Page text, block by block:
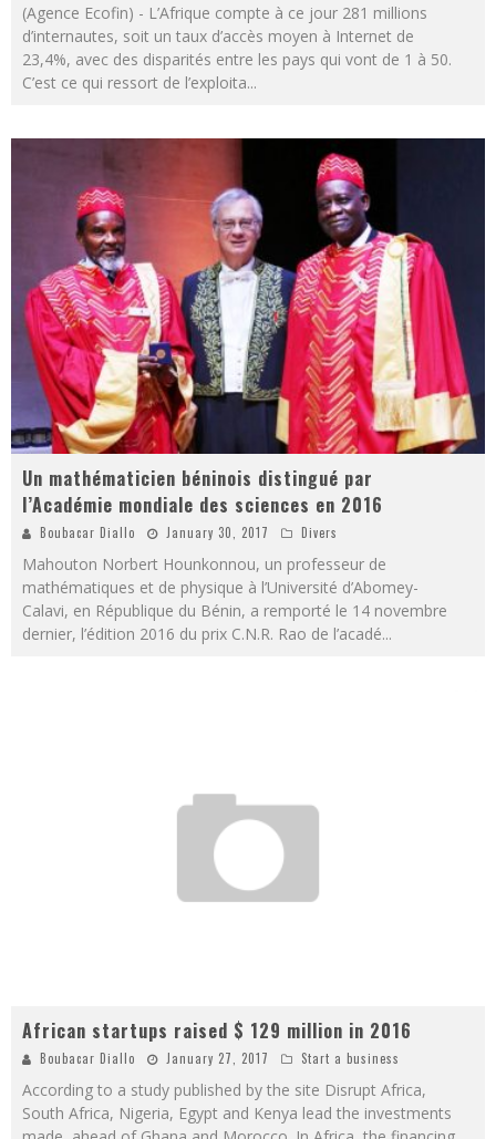
(Agence Ecofin) - L’Afrique compte à ce jour 281 millions
d’internautes, soit un taux d’accès moyen à Internet de
23,4%, avec des disparités entre les pays qui vont de 1 à 50.
C’est ce qui ressort de l’exploita...
Un mathématicien béninois distingué par
l’Académie mondiale des sciences en 2016
Boubacar Diallo January 30, 2017 Divers
Mahouton Norbert Hounkonnou, un professeur de
mathématiques et de physique à l’Université d’Abomey-
Calavi, en République du Bénin, a remporté le 14 novembre
dernier, l’édition 2016 du prix C.N.R. Rao de l’acadé...
African startups raised $ 129 million in 2016
Boubacar Diallo January 27, 2017 Start a business
According to a study published by the site Disrupt Africa,
South Africa, Nigeria, Egypt and Kenya lead the investments